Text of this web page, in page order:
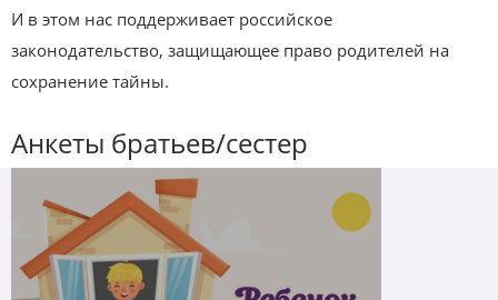
И в этом нас поддерживает российское
законодательство, защищающее право родителей на
сохранение тайны.
Анкеты братьев/сестер